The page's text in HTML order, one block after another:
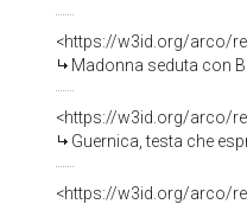
<https://w3id.org/arco/
Madonna seduta con Bambino in
<https://w3id.org/arco/
Guernica, testa che
<https://w3id.org/arco/